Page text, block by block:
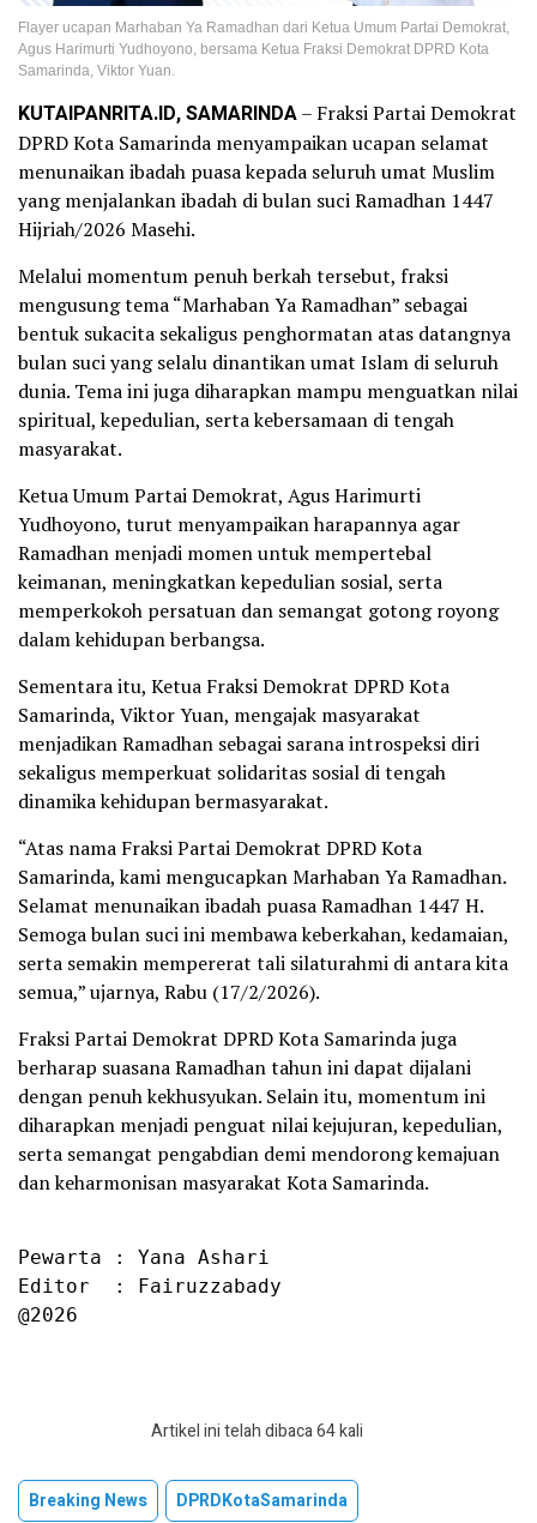
Flayer ucapan Marhaban Ya Ramadhan dari Ketua Umum Partai Demokrat,
Agus Harimurti Yudhoyono, bersama Ketua Fraksi Demokrat DPRD Kota
Samarinda, Viktor Yuan.
KUTAIPANRITA.ID, SAMARINDA– Fraksi Partai Demokrat
DPRD Kota Samarinda menyampaikan ucapan selamat
menunaikan ibadah puasa kepada seluruh umat Muslim
yang menjalankan ibadah di bulan suci Ramadhan 1447
Hijriah/2026 Masehi.
Melalui momentum penuh berkah tersebut, fraksi
mengusung tema “Marhaban Ya Ramadhan” sebagai
bentuk sukacita sekaligus penghormatan atas datangnya
bulan suci yang selalu dinantikan umat Islam di seluruh
dunia. Tema ini juga diharapkan mampu menguatkan nilai
spiritual, kepedulian, serta kebersamaan di tengah
masyarakat.
Ketua Umum Partai Demokrat, Agus Harimurti
Yudhoyono, turut menyampaikan harapannya agar
Ramadhan menjadi momen untuk mempertebal
keimanan, meningkatkan kepedulian sosial, serta
memperkokoh persatuan dan semangat gotong royong
dalam kehidupan berbangsa.
Sementara itu, Ketua Fraksi Demokrat DPRD Kota
Samarinda, Viktor Yuan, mengajak masyarakat
menjadikan Ramadhan sebagai sarana introspeksi diri
sekaligus memperkuat solidaritas sosial di tengah
dinamika kehidupan bermasyarakat.
“Atas nama Fraksi Partai Demokrat DPRD Kota
Samarinda, kami mengucapkan Marhaban Ya Ramadhan.
Selamat menunaikan ibadah puasa Ramadhan 1447 H.
Semoga bulan suci ini membawa keberkahan, kedamaian,
serta semakin mempererat tali silaturahmi di antara kita
semua,” ujarnya, Rabu (17/2/2026).
Fraksi Partai Demokrat DPRD Kota Samarinda juga
berharap suasana Ramadhan tahun ini dapat dijalani
dengan penuh kekhusyukan. Selain itu, momentum ini
diharapkan menjadi penguat nilai kejujuran, kepedulian,
serta semangat pengabdian demi mendorong kemajuan
dan keharmonisan masyarakat Kota Samarinda.
Pewarta : Yana Ashari
Editor  : Fairuzzabady
@2026
Artikel ini telah dibaca 64 kali
Breaking News DPRDKotaSamarinda